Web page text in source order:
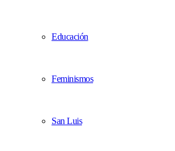
Educación
Feminismos
San Luis